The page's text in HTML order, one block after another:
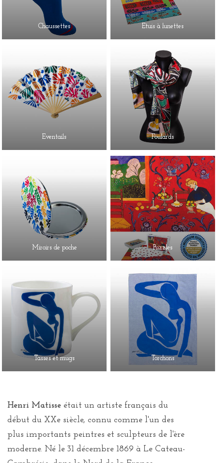
Chaussettes Etuis à lunettes
Eventails Foulards
Miroirs de poche Puzzles
Tasses et mugs Torchons
Henri Matisse était un artiste français du
début du XXe siècle, connu comme l'un des
plus importants peintres et sculpteurs de l'ère
moderne. Né le 31 décembre 1869 à Le Cateau-